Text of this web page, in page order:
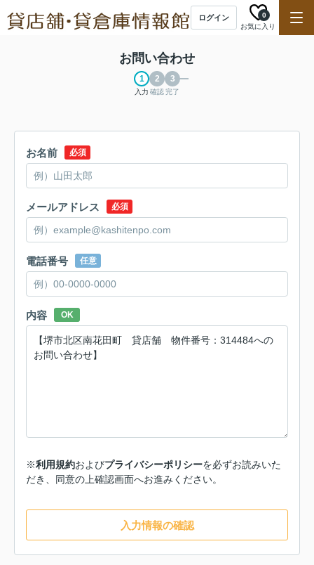
ログイン
お気に入り
0
お問い合わせ
入力 確認完了
お名前 必須
メールアドレス 必須
電話番号 任意
内容 OK
※利用規約およびプライバシーポリシーを必ずお読みいた
だき、同意の上確認画面へお進みください。
入力情報の確認